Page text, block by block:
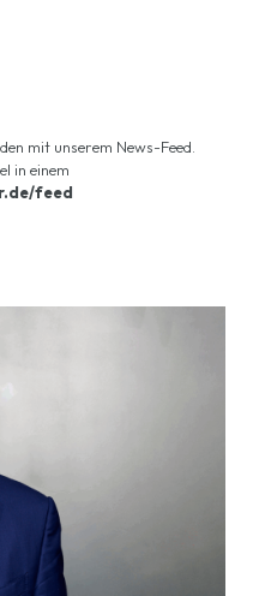
mit unserem News-Feed.
in einem
feed